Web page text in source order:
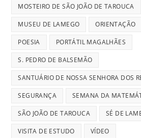
MOSTEIRO DE SÃO JOÃO DE TAROUCA
MUSEU DE LAMEGO ORIENTAÇÃO
POESIA PORTÁTIL MAGALHÃES
S. PEDRO DE BALSEMÃO
SANTUÁRIO DE NOSSA SENHORA DOS
SEGURANÇA SEMANA DA
SÃO JOÃO DE TAROUCA SÉ DE
VISITA DE ESTUDO VÍDEO